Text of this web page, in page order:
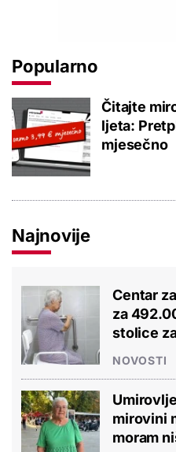
Popularno
Čitajte
ljeta:
mjesečno
Najnovije
Centar
za
stolice
NOVOSTI
mirovini
moram